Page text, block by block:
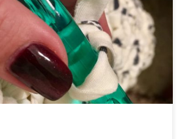
na wszelkiego rodzaju dywany i
zabawki a nawet ciuchy czy buty
Ale
zależy od wyobraźni. Zpagetti jest trwała i
bawełny i nieco lycry. Co ważne zpagetti nie